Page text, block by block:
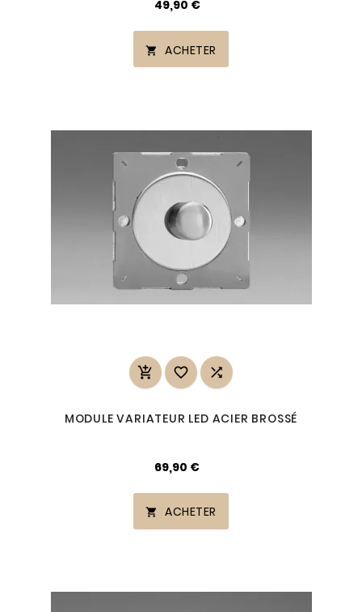
49,90 €
 ACHETER
  
MODULE VARIATEUR LED ACIER BROSSÉ
69,90 €
 ACHETER